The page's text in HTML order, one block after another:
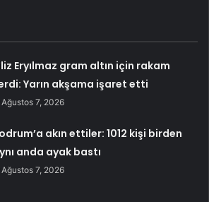
Eryılmaz gram altın için rakam
Yarın akşama işaret etti
Ağustos 7, 2026
akın ettiler: 1012 kişi birden
anda ayak bastı
Ağustos 7, 2026